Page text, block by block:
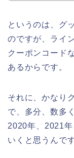
というのは、グ
のですが、ライ
クーポンコード
あるからです。
それに、かなり
で、多分、数多
2020年、2021
いくと思うんで